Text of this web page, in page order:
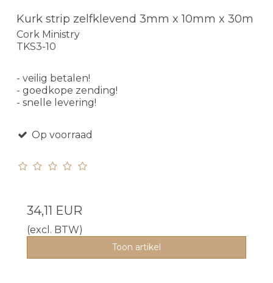
Kurk strip zelfklevend 3mm x 10mm x 30m
Cork Ministry
TKS3-10
- veilig betalen!
- goedkope zending!
- snelle levering!
Op voorraad
34,11 EUR
(excl. BTW)
Toon artikel